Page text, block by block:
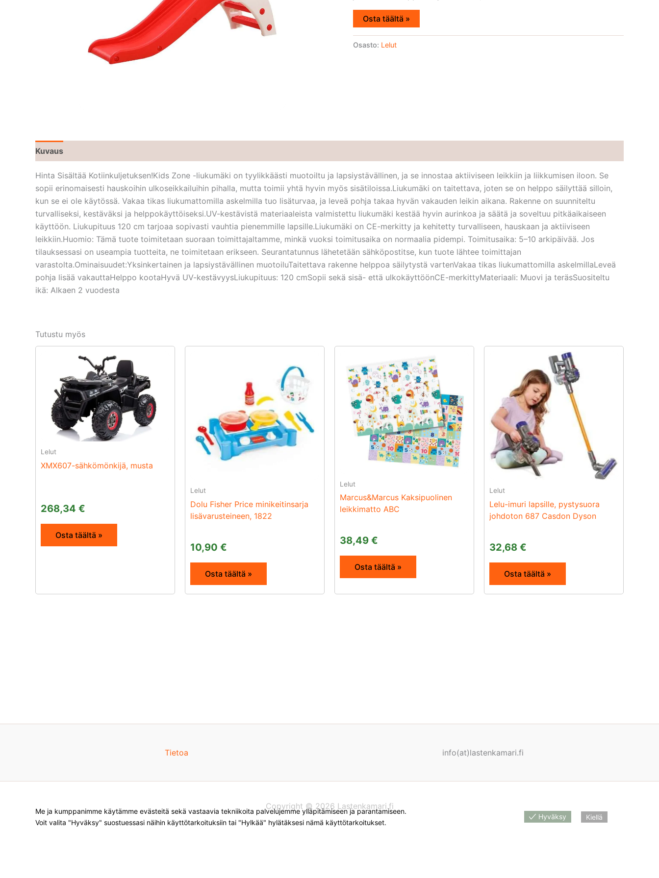
Osta täältä »
Osasto: Lelut
Kuvaus
Hinta Sisältää Kotiinkuljetuksen!Kids Zone -liukumäki on tyylikkäästi muotoiltu ja lapsiystävällinen, ja se innostaa aktiiviseen leikkiin ja liikkumisen iloon. Se
sopii erinomaisesti hauskoihin ulkoseikkailuihin pihalla, mutta toimii yhtä hyvin myös sisätiloissa.Liukumäki on taitettava, joten se on helppo säilyttää silloin,
kun se ei ole käytössä. Vakaa tikas liukumattomilla askelmilla tuo lisäturvaa, ja leveä pohja takaa hyvän vakauden leikin aikana. Rakenne on suunniteltu
turvalliseksi, kestäväksi ja helppokäyttöiseksi.UV-kestävistä materiaaleista valmistettu liukumäki kestää hyvin aurinkoa ja säätä ja soveltuu pitkäaikaiseen
käyttöön. Liukupituus 120 cm tarjoaa sopivasti vauhtia pienemmille lapsille.Liukumäki on CE-merkitty ja kehitetty turvalliseen, hauskaan ja aktiiviseen
leikkiin.Huomio: Tämä tuote toimitetaan suoraan toimittajaltamme, minkä vuoksi toimitusaika on normaalia pidempi. Toimitusaika: 5–10 arkipäivää. Jos
tilauksessasi on useampia tuotteita, ne toimitetaan erikseen. Seurantatunnus lähetetään sähköpostitse, kun tuote lähtee toimittajan
varastolta.Ominaisuudet:Yksinkertainen ja lapsiystävällinen muotoiluTaitettava rakenne helppoa säilytystä vartenVakaa tikas liukumattomilla askelmillaLeveä
pohja lisää vakauttaHelppo kootaHyvä UV-kestävyysLiukupituus: 120 cmSopii sekä sisä- että ulkokäyttöönCE-merkittyMateriaali: Muovi ja teräsSuositeltu
ikä: Alkaen 2 vuodesta
Tutustu myös
Lelut
XMX607-sähkömönkijä, musta
268,34 €
Osta täältä »
Lelut
Dolu Fisher Price minikeitinsarja
lisävarusteineen, 1822
10,90 €
Osta täältä »
Lelut
Marcus&Marcus Kaksipuolinen
leikkimatto ABC
38,49 €
Osta täältä »
Lelut
Lelu-imuri lapsille, pystysuora
johdoton 687 Casdon Dyson
32,68 €
Osta täältä »
Tietoa info(at)lastenkamari.fi
Copyright © 2026 Lastenkamari.fi
Me ja kumppanimme käytämme evästeitä sekä vastaavia tekniikoita palvelujemme ylläpitämiseen ja parantamiseen.
Voit valita "Hyväksy" suostuessasi näihin käyttötarkoituksiin tai "Hylkää" hylätäksesi nämä käyttötarkoitukset.
Hyväksy Kiellä